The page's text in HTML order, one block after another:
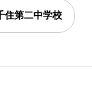
住第二中学校